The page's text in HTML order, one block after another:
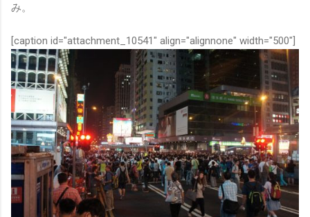
み。
[caption id="attachment_10541" align="alignnone" width="500"]